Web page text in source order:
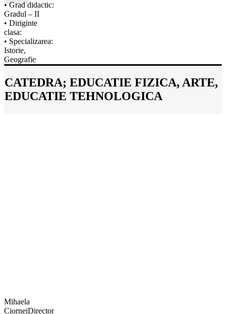
• Grad didactic:
Gradul – II
• Diriginte
clasa:
• Specializarea:
Istorie,
Geografie
CATEDRA; EDUCATIE FIZICA, ARTE,
EDUCATIE TEHNOLOGICA
Mihaela
CiorneiDirector